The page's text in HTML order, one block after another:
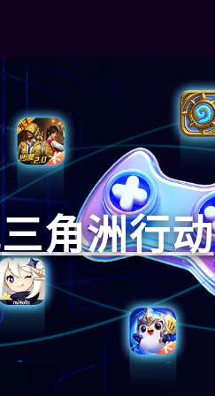
三角洲行动